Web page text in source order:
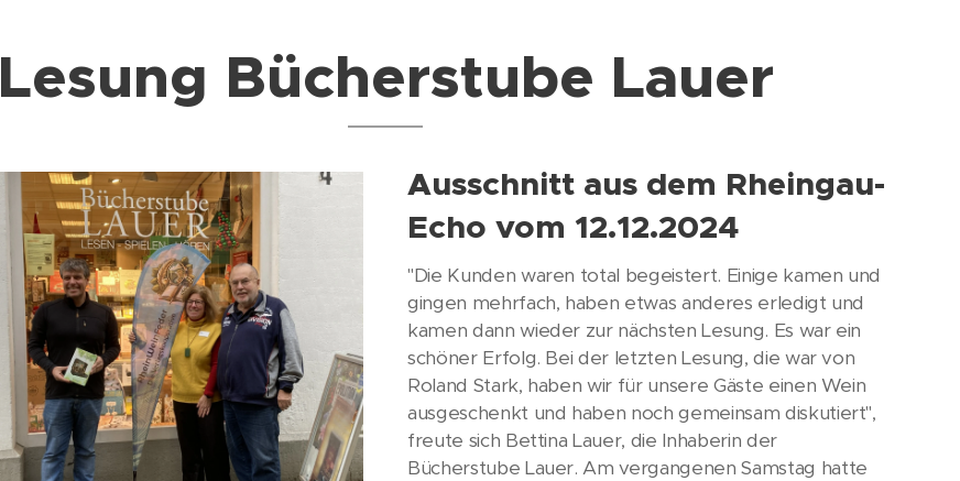
Lesung Bücherstube Lauer
Ausschnitt aus dem Rheingau-
Echo vom 12.12.2024
"Die Kunden waren total begeistert. Einige kamen und
gingen mehrfach, haben etwas anderes erledigt und
kamen dann wieder zur nächsten Lesung. Es war ein
schöner Erfolg. Bei der letzten Lesung, die war von
Roland Stark, haben wir für unsere Gäste einen Wein
ausgeschenkt und haben noch gemeinsam diskutiert",
freute sich Bettina Lauer, die Inhaberin der
Bücherstube Lauer. Am vergangenen Samstag hatte